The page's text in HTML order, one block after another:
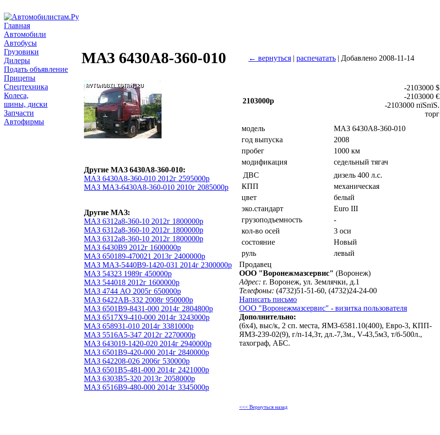
Главная
Автомобили
Автобусы
Грузовики
Дилеры
Подать объявление
Прицепы
Спецтехника
Колеса,
шины, диски
Запчасти
Автофирмы
МАЗ 6430А8-360-010 ← вернуться | распечатать | Добавлено 2008-11-14
Другие МАЗ 6430А8-360-010:
МАЗ 6430А8-360-010 2012г 2595000р
МАЗ МАЗ-6430А8-360-010 2010г 2085000р
Другие МАЗ:
МАЗ 6312а8-360-10 2012г 1800000р
МАЗ 6312а8-360-10 2012г 1800000р
МАЗ 6312а8-360-10 2012г 1800000р
МАЗ 6430В9 2012г 1600000р
МАЗ 650189-470021 2013г 2400000р
МАЗ МАЗ-5440В9-1420-031 2014г 2300000р
МАЗ 54323 1989г 450000р
МАЗ 544018 2012г 1600000р
МАЗ 4744 АО 2005г 650000р
МАЗ 6422АВ-332 2008г 950000р
МАЗ 6501B9-8431-000 2014г 2804800р
МАЗ 6517Х9-410-000 2014г 3243000р
МАЗ 658931-010 2014г 3381000р
МАЗ 5516А5-347 2012г 2270000р
МАЗ 643019-1420-020 2014г 2940000р
МАЗ 6501B9-420-000 2014г 2840000р
МАЗ 642208-026 2006г 530000р
МАЗ 6501B5-481-000 2014г 2421000р
МАЗ 6303B5-320 2013г 2058000р
МАЗ 6516В9-480-000 2014г 3345000р
2103000р
-2103000 $
-2103000 €
-2103000 пїЅпїЅ.
торг
модель
МАЗ 6430А8-360-010
год выпуска
2008
пробег
1000 км
модификация
седельный тягач
ДВС
дизель 400 л.с.
КПП
механическая
цвет
белый
эко.стандарт
Euro III
грузоподъемность
-
кол-во осей
3 оси
состояние
Новый
руль
левый
Продавец
ООО "Воронежмазсервис" (Воронеж)
Адрес: г. Воронеж, ул. Землячки, д.1
Телефоны: (4732)51-51-60, (4732)24-24-00
Написать письмо
ООО "Воронежмазсервис" - визитка пользователя
Дополнительно:
(6х4), выс/к, 2 сп. места, ЯМЗ-6581.10(400), Евро-3, КПП-
ЯМЗ-239-02(9), г/п-14,3т, дл.-7,3м., V-43,5м3, т/б-500л.,
тахограф, АБС.
<<< Вернуться назад